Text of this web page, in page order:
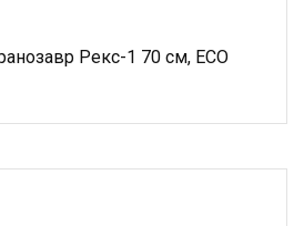
Рекс-1 70 см, ECO